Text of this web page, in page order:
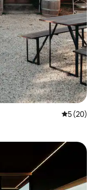
平均评分
5 (20)